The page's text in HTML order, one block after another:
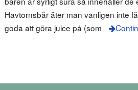
Havtornsbär äter man vanligen inte
goda att göra juice på (som